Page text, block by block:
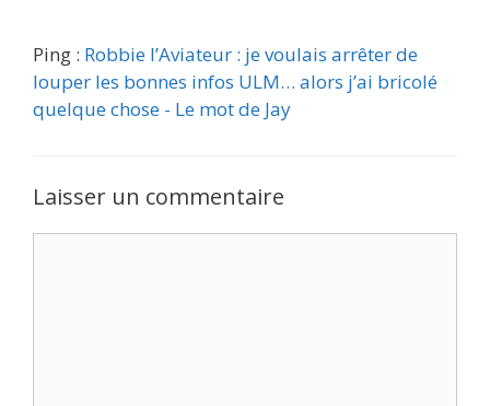
Ping : Robbie l’Aviateur : je voulais arrêter de
louper les bonnes infos ULM… alors j’ai bricolé
quelque chose - Le mot de Jay
Laisser un commentaire